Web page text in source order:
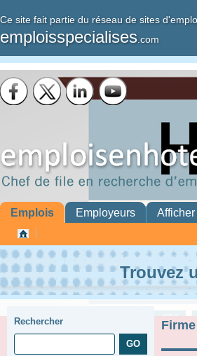
Ce site fait partie du réseau de sites
emploisspecialises .com
Emplois Employeurs
Trouvez
Rechercher